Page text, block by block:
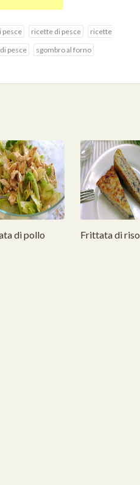
pesce ricette di pesce
ricette
pesce sgombro al forno
di pollo Frittata di riso